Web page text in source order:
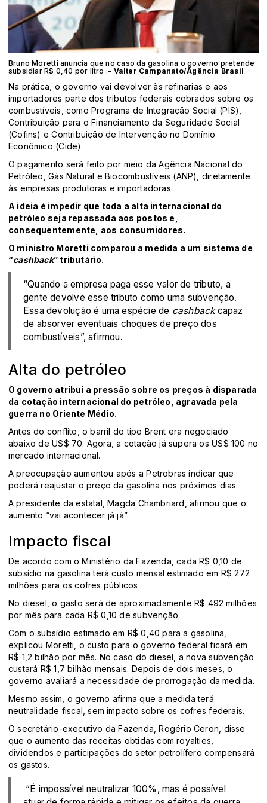
Bruno Moretti anuncia que no caso da gasolina o governo pretende
subsidiar R$ 0,40 por litro .- Valter Campanato/Agência Brasil
Na prática, o governo vai devolver às refinarias e aos
importadores parte dos tributos federais cobrados sobre os
combustíveis, como Programa de Integração Social (PIS),
Contribuição para o Financiamento da Seguridade Social
(Cofins) e Contribuição de Intervenção no Domínio
Econômico (Cide).
O pagamento será feito por meio da Agência Nacional do
Petróleo, Gás Natural e Biocombustíveis (ANP), diretamente
às empresas produtoras e importadoras.
A ideia é impedir que toda a alta internacional do
petróleo seja repassada aos postos e,
consequentemente, aos consumidores.
O ministro Moretti comparou a medida a um sistema de
“cashback” tributário.
“Quando a empresa paga esse valor de tributo, a
gente devolve esse tributo como uma subvenção.
Essa devolução é uma espécie de cashbackcapaz
de absorver eventuais choques de preço dos
combustíveis”, afirmou.
Alta do petróleo
O governo atribui a pressão sobre os preços à disparada
da cotação internacional do petróleo, agravada pela
guerra no Oriente Médio.
Antes do conflito, o barril do tipo Brent era negociado
abaixo de US$ 70. Agora, a cotação já supera os US$ 100 no
mercado internacional.
A preocupação aumentou após a Petrobras indicar que
poderá reajustar o preço da gasolina nos próximos dias.
A presidente da estatal, Magda Chambriard, afirmou que o
aumento “vai acontecer já já”.
Impacto fiscal
De acordo com o Ministério da Fazenda, cada R$ 0,10 de
subsídio na gasolina terá custo mensal estimado em R$ 272
milhões para os cofres públicos.
No diesel, o gasto será de aproximadamente R$ 492 milhões
por mês para cada R$ 0,10 de subvenção.
Com o subsídio estimado em R$ 0,40 para a gasolina,
explicou Moretti, o custo para o governo federal ficará em
R$ 1,2 bilhão por mês. No caso do diesel, a nova subvenção
custará R$ 1,7 bilhão mensais. Depois de dois meses, o
governo avaliará a necessidade de prorrogação da medida.
Mesmo assim, o governo afirma que a medida terá
neutralidade fiscal, sem impacto sobre os cofres federais.
O secretário-executivo da Fazenda, Rogério Ceron, disse
que o aumento das receitas obtidas com royalties,
dividendos e participações do setor petrolífero compensará
os gastos.
“É impossível neutralizar 100%, mas é possível